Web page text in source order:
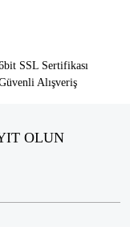
SSL Sertifikası
Alışveriş
OLUN